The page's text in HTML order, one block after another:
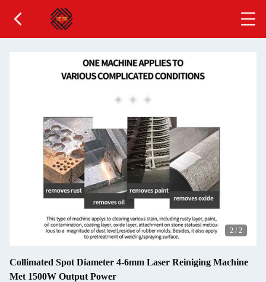
2 / 2
Collimated Spot Diameter 4-6mm Laser Reiniging Machine
Met 1500W Output Power